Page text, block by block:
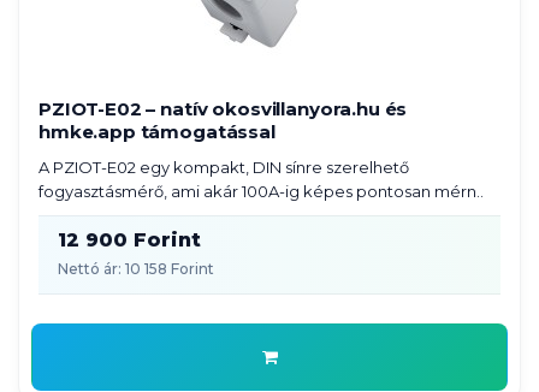
PZIOT-E02 – natív okosvillanyora.hu és
hmke.app támogatással
A PZIOT-E02 egy kompakt, DIN sínre szerelhető
fogyasztásmérő, ami akár 100A-ig képes pontosan mérn..
12 900 Forint
Nettó ár: 10 158 Forint